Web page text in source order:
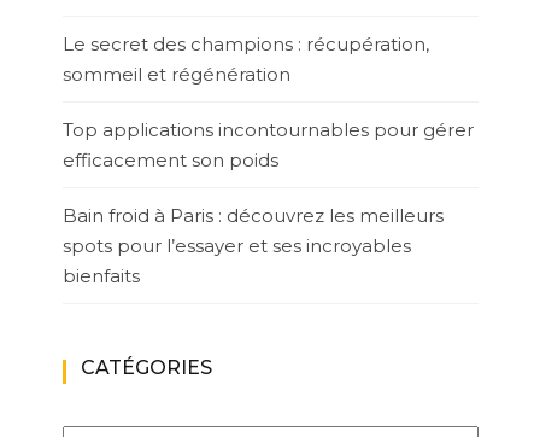
Le secret des champions : récupération,
sommeil et régénération
Top applications incontournables pour gérer
efficacement son poids
Bain froid à Paris : découvrez les meilleurs
spots pour l’essayer et ses incroyables
bienfaits
CATÉGORIES